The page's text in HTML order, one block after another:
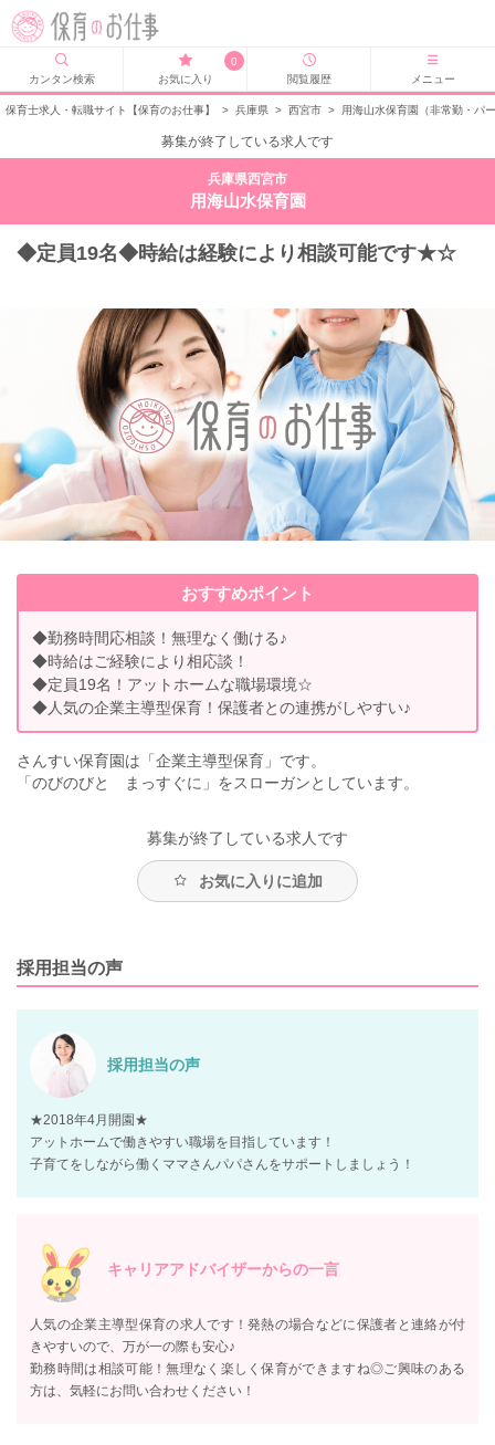
カンタン検索
0
お気に入り
閲覧履歴 メニュー
保育士求人・転職サイト【保育のお仕事】 > 兵庫県 > 西宮市 > 用海山水保育園（非常勤・パ
募集が終了している求人です
兵庫県西宮市
用海山水保育園
◆定員19名◆時給は経験により相談可能です★☆
おすすめポイント
◆勤務時間応相談！無理なく働ける♪
◆時給はご経験により相応談！
◆定員19名！アットホームな職場環境☆
◆人気の企業主導型保育！保護者との連携がしやすい♪
さんすい保育園は「企業主導型保育」です。
「のびのびと まっすぐに」をスローガンとしています。
募集が終了している求人です
お気に入りに追加
採用担当の声
採用担当の声
★2018年4月開園★
アットホームで働きやすい職場を目指しています！
子育てをしながら働くママさんパパさんをサポートしましょう！
キャリアアドバイザーからの一言
人気の企業主導型保育の求人です！発熱の場合などに保護者と連絡が付
きやすいので、万が一の際も安心♪
勤務時間は相談可能！無理なく楽しく保育ができますね◎ご興味のある
方は、気軽にお問い合わせください！